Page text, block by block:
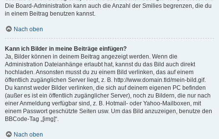
Die Board-Administration kann auch die Anzahl der Smilies begrenzen, die du
in einem Beitrag benutzen kannst.
Nach oben
Kann ich Bilder in meine Beiträge einfügen?
Ja, Bilder können in deinem Beitrag angezeigt werden. Wenn die
Administration Dateianhänge erlaubt hat, kannst du das Bild auch direkt
hochladen. Ansonsten musst du zu einem Bild verlinken, das auf einem
öffentlich zugänglichen Server liegt, z. B. http://www.domain.tld/mein-bild.gif.
Du kannst weder Bilder verlinken, die sich auf deinem eigenen PC befinden
(außer es ist ein öffentlich zugänglicher Server), noch zu Bildern, die nur nach
einer Anmeldung verfügbar sind, z. B. Hotmail- oder Yahoo-Mailboxen, mit
einem Passwort geschützte Seiten usw. Um das Bild anzuzeigen, benutze den
BBCode-Tag „[img]“.
Nach oben